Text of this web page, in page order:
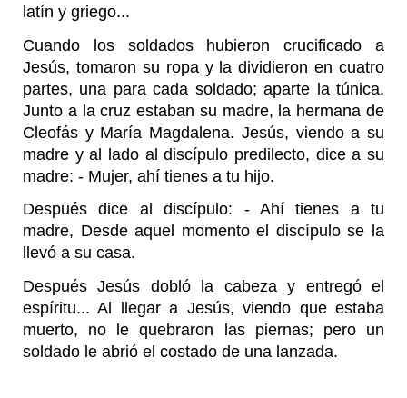
latín y griego...
Cuando los soldados hubieron crucificado a
Jesús, tomaron su ropa y la dividieron en cuatro
partes, una para cada soldado; aparte la túnica.
Junto a la cruz estaban su madre, la hermana de
Cleofás y María Magdalena. Jesús, viendo a su
madre y al lado al discípulo predilecto, dice a su
madre: - Mujer, ahí tienes a tu hijo.
Después dice al discípulo: - Ahí tienes a tu
madre, Desde aquel momento el discípulo se la
llevó a su casa.
Después Jesús dobló la cabeza y entregó el
espíritu... Al llegar a Jesús, viendo que estaba
muerto, no le quebraron las piernas; pero un
soldado le abrió el costado de una lanzada.